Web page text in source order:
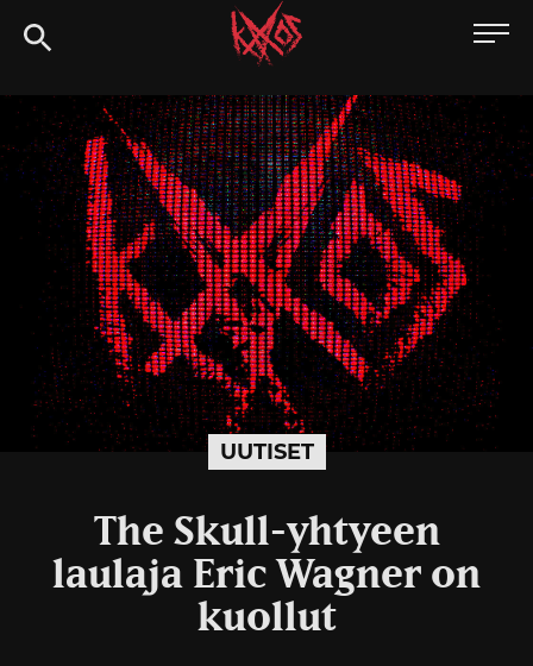
Siirry
suoraan
Kaaoszine
UUTISET
The Skull-yhtyeen
laulaja Eric Wagner on
kuollut